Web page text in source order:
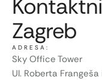
Zagreb
ADRESA:
Sky Office Tower
Ul. Roberta